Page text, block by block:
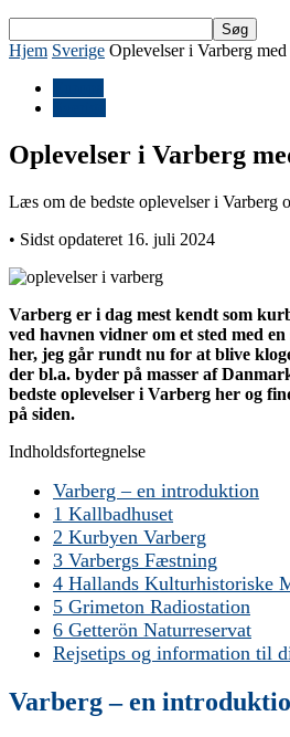
Hjem Sverige Oplevelser i Varberg
Oplevelser i Varberg
Læs om de bedste oplevelser i Varberg
• Sidst opdateret 16. juli 2024
Varberg er i dag mest kendt som
ved havnen vidner om et sted med
her, jeg går rundt nu for at blive
der bl.a. byder på masser af
bedste oplevelser i Varberg her og
på siden.
Indholdsfortegnelse
Varberg – en introduktion
1 Kallbadhuset
2 Kurbyen Varberg
3 Varbergs Fæstning
4 Hallands Kulturhistoriske
5 Grimeton Radiostation
6 Getterön Naturreservat
Rejsetips og information til
Varberg – en